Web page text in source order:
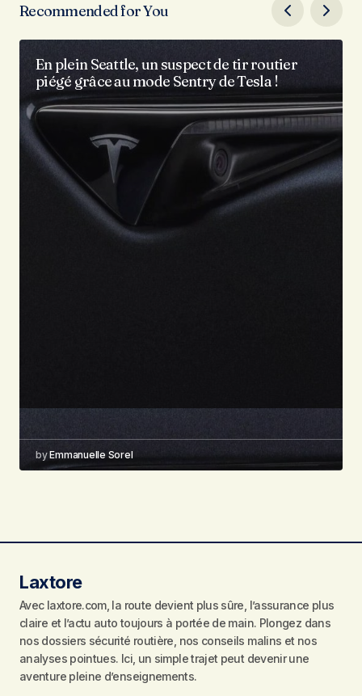
Recommended for You
En plein Seattle, un suspect de tir routier
piégé grâce au mode Sentry de Tesla !
byEmmanuelle Sorel
Laxtore
Avec laxtore.com, la route devient plus sûre, l’assurance plus
claire et l’actu auto toujours à portée de main. Plongez dans
nos dossiers sécurité routière, nos conseils malins et nos
analyses pointues. Ici, un simple trajet peut devenir une
aventure pleine d’enseignements.